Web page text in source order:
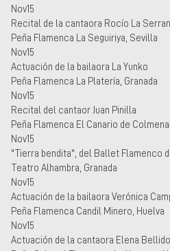
Nov15
Recital de la cantaora Rocío La
Peña Flamenca La Seguiriya, Sevilla
Nov15
Actuación de la bailaora La Yunko
Peña Flamenca La Platería, Granada
Nov15
Recital del cantaor Juan Pinilla
Peña Flamenca El Canario de
Nov15
"Tierra bendita", del Ballet Flamenco
Teatro Alhambra, Granada
Nov15
Actuación de la bailaora Verónica
Peña Flamenca Candil Minero, Huelva
Nov15
Actuación de la cantaora Elena Bellido